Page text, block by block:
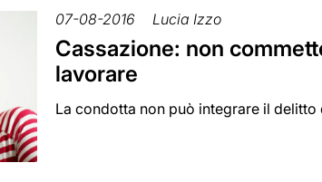
07-08-2016 Lucia Izzo
Cassazione: non
lavorare
La condotta non può integrare il